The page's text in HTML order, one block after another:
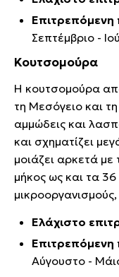
Σεπτέμβριο -
Κουτσομούρα
Η κουτσομούρα
τη Μεσόγειο και
αμμώδεις και
και σχηματίζει
μοιάζει αρκετά
μήκος ως και τα
Ελάχιστο
Αύγουστο -